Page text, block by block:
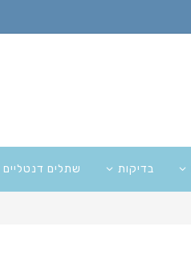
בדיקות שתלים דנטליים